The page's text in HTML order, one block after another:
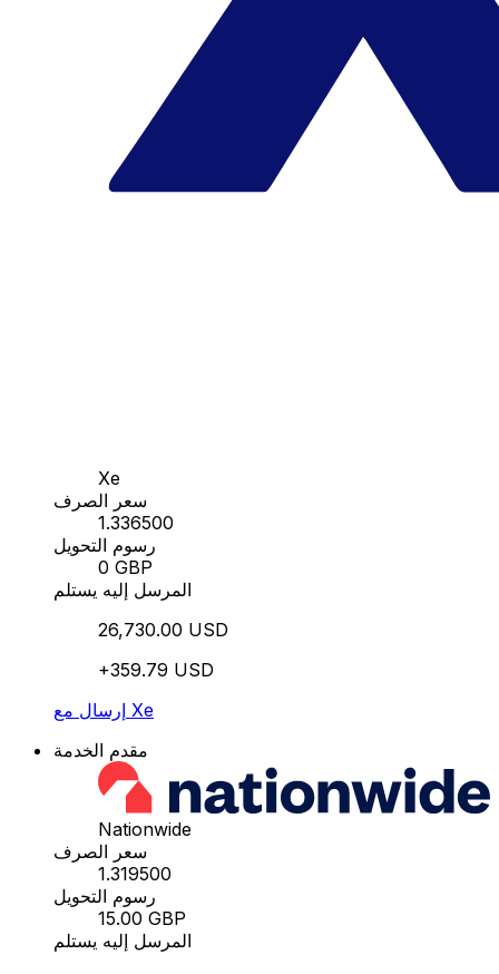
Xe
سعر الصرف
1.336500
رسوم التحويل
0 GBP
المرسل إليه يستلم
26,730.00 USD
+359.79 USD
إرسال مع Xe
مقدم الخدمة
Nationwide
سعر الصرف
1.319500
رسوم التحويل
15.00 GBP
المرسل إليه يستلم